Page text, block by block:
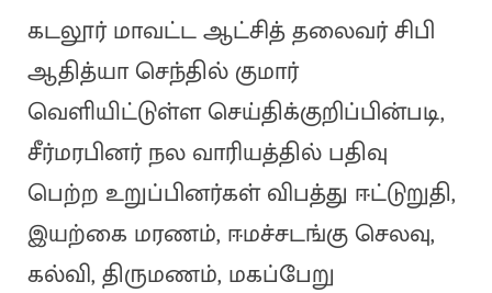
கடலூர் மாவட்ட ஆட்சித் தலைவர் சிபி
ஆதித்யா செந்தில் குமார்
வெளியிட்டுள்ள செய்திக்குறிப்பின்படி,
சீர்மரபினர் நல வாரியத்தில் பதிவு
பெற்ற உறுப்பினர்கள் விபத்து ஈட்டுறுதி,
இயற்கை மரணம், ஈமச்சடங்கு செலவு,
கல்வி, திருமணம், மகப்பேறு